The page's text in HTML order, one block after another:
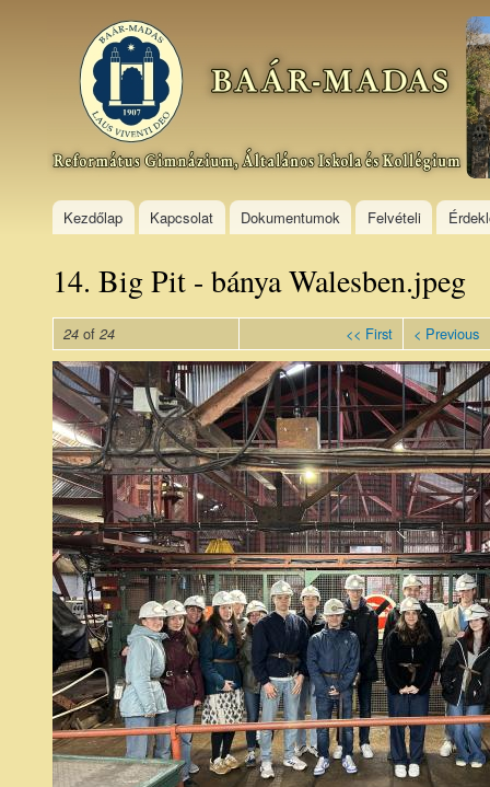
Baár–
Madas
Református
Gimnázium,
Általános
Kollégium
Kezdőlap Kapcsolat Dokumentumok Felvételi
14. Big Pit - bánya Walesben.jpeg
24 of 24 << First < Previous
14. Big Pit -
bánya
Walesben.jpeg